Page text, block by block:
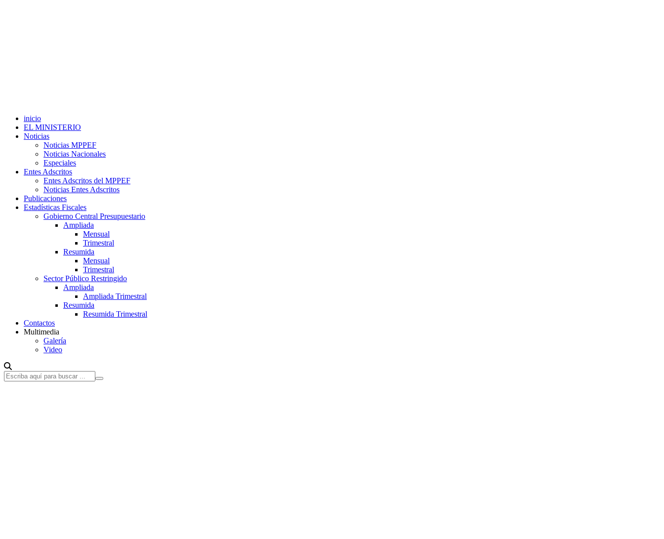
inicio
EL MINISTERIO
Noticias
Noticias MPPEF
Noticias Nacionales
Especiales
Entes Adscritos
Entes Adscritos del MPPEF
Noticias Entes Adscritos
Publicaciones
Estadísticas Fiscales
Gobierno Central Presupuestario
Ampliada
Mensual
Trimestral
Resumida
Mensual
Trimestral
Sector Público Restringido
Ampliada
Ampliada Trimestral
Resumida
Resumida Trimestral
Contactos
Multimedia
Galería
Video